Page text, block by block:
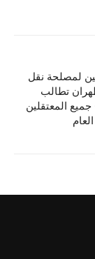
لمصلحة نقل
تطالب
المعتقلين